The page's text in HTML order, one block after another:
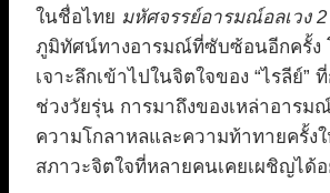
ในชื่อไทย มหัศจรรย์อารมณ์อลเวง 2
ภูมิทัศน์ทางอารมณ์ที่ซับซ้อนอีกครั้ง
เจาะลึกเข้าไปในจิตใจของ “ไรลีย์”
ช่วงวัยรุ่น การมาถึงของเหล่าอารม
ความโกลาหลและความท้าทายครั้ง
สภาวะจิตใจที่หลายคนเคยเผชิญได้อ